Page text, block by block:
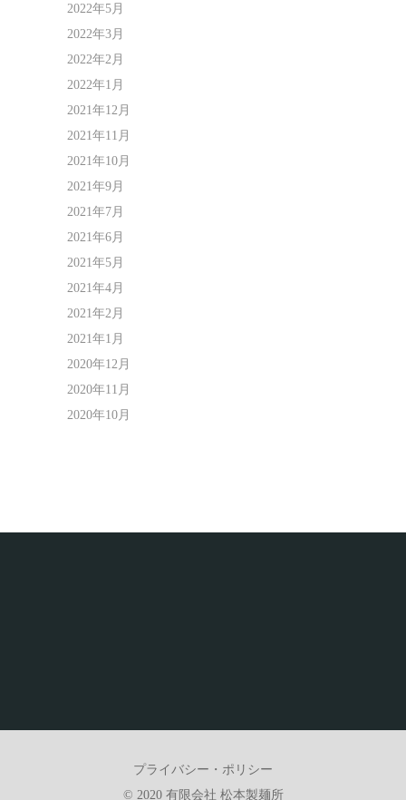
2022年5月
2022年3月
2022年2月
2022年1月
2021年12月
2021年11月
2021年10月
2021年9月
2021年7月
2021年6月
2021年5月
2021年4月
2021年2月
2021年1月
2020年12月
2020年11月
2020年10月
プライバシー・ポリシー
© 2020 有限会社 松本製麺所